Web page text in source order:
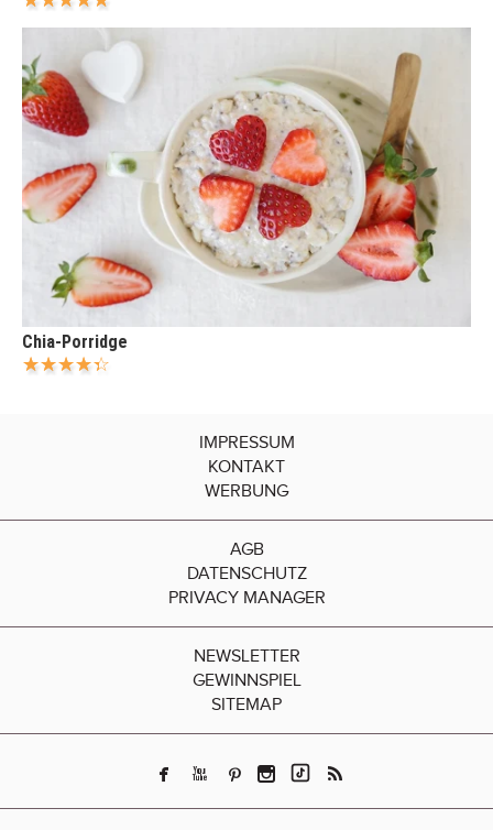
Chia-Porridge
IMPRESSUM
KONTAKT
WERBUNG
AGB
DATENSCHUTZ
PRIVACY MANAGER
NEWSLETTER
GEWINNSPIEL
SITEMAP